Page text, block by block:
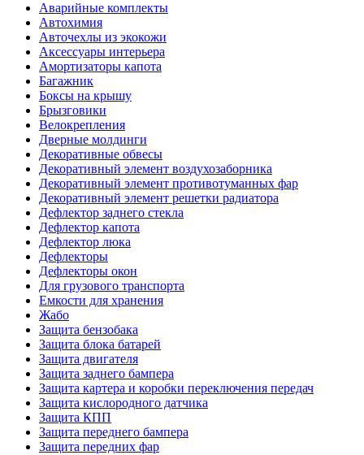
Аварийные комплекты
Автохимия
Авточехлы из экокожи
Аксессуары интерьера
Амортизаторы капота
Багажник
Боксы на крышу
Брызговики
Велокрепления
Дверные молдинги
Декоративные обвесы
Декоративный элемент воздухозаборника
Декоративный элемент противотуманных фар
Декоративный элемент решетки радиатора
Дефлектор заднего стекла
Дефлектор капота
Дефлектор люка
Дефлекторы
Дефлекторы окон
Для грузового транспорта
Емкости для хранения
Жабо
Защита бензобака
Защита блока батарей
Защита двигателя
Защита заднего бампера
Защита картера и коробки переключения передач
Защита кислородного датчика
Защита КПП
Защита переднего бампера
Защита передних фар